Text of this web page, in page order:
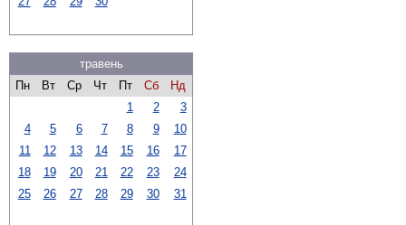
травень
Пн
Вт Ср Чт Пт Сб
Нд
1
2
3
4
5 6 7 8 9
10
11
12 13 14 15 16
17
18
19 20 21 22 23
24
25
26 27 28 29 30 31